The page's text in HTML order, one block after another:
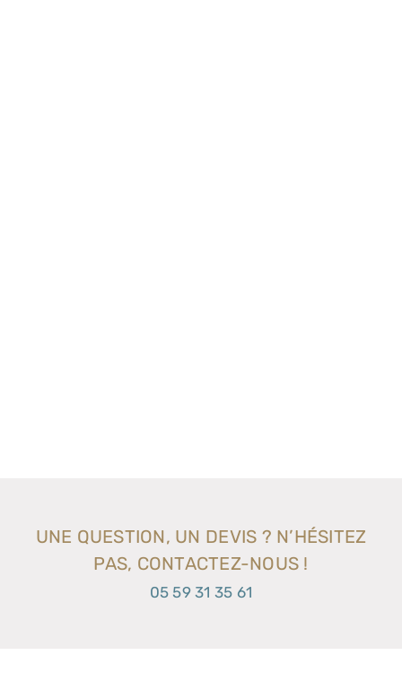
UNE QUESTION, UN DEVIS ? N’HÉSITEZ
PAS, CONTACTEZ-NOUS !
05 59 31 35 61